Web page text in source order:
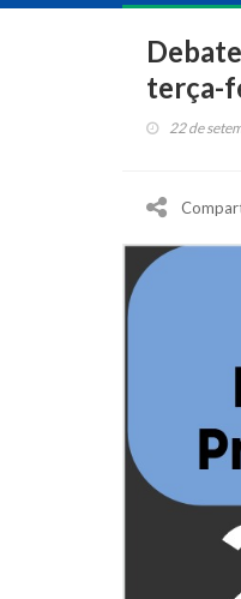
terça-
22 de